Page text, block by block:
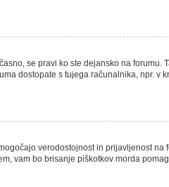
se pravi ko ste dejansko na
dostopate s tujega računalnika, npr.
verodostojnost in prijavljenost
vam bo brisanje piškotkov morda